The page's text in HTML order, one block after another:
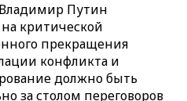
Путин
критической
прекращения
конфликта и
должно быть
за столом переговоров